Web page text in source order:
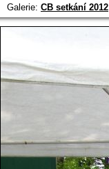
Galerie: CB setkání 2012